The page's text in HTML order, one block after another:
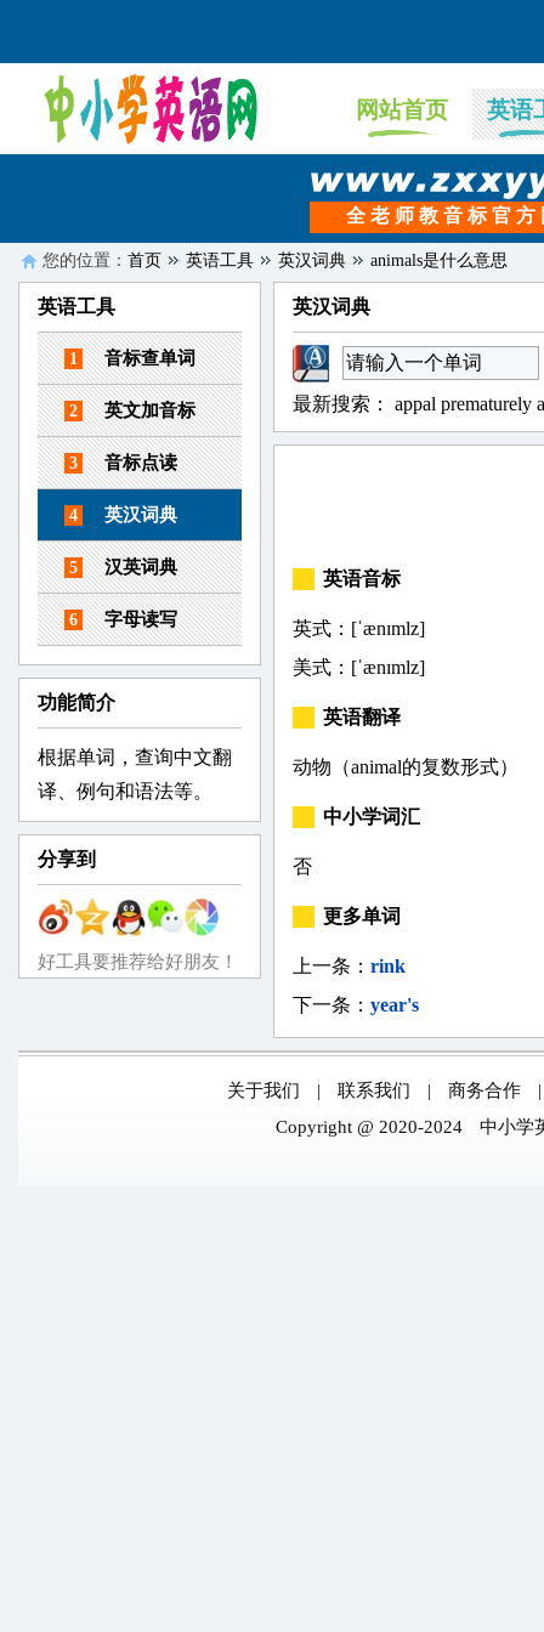
网站首页 英语
全 老 师 教 音 标 官 方
您的位置： 首页 英语工具 英汉词典 animals是什么意思
英语工具
1 音标查单词
2 英文加音标
3 音标点读
4 英汉词典
5 汉英词典
6 字母读写
功能简介
根据单词，查询中文翻
译、例句和语法等。
分享到
好工具要推荐给好朋友！
英汉词典
最新搜索： appal prematurely
英语音标
英式：[ˈænɪmlz]
美式：[ˈænɪmlz]
英语翻译
动物（animal的复数形式）
中小学词汇
否
更多单词
上一条： rink
下一条： year's
关于我们 | 联系我们 | 商务合作
Copyright @ 2020-2024
中小学